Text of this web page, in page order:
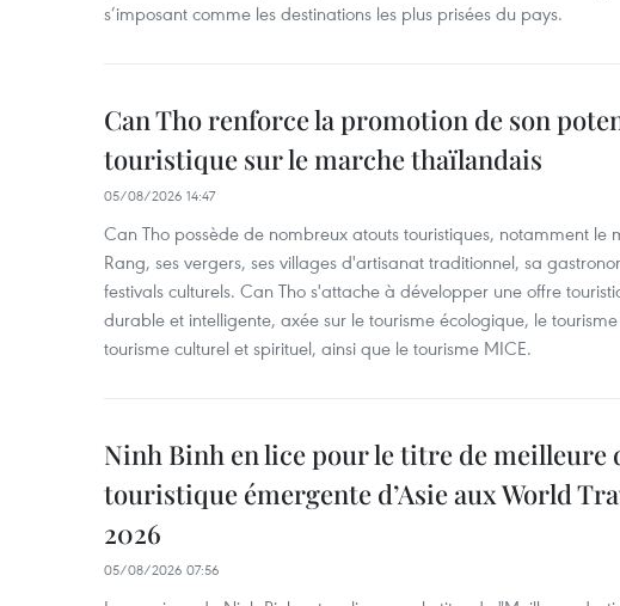
s’imposant comme les destinations les plus prisées du pays.
Can Tho renforce la promotion de son
touristique sur le marche thaïlandais
05/08/2026 14:47
Can Tho possède de nombreux atouts touristiques, notamment le
Rang, ses vergers, ses villages d'artisanat traditionnel, sa
festivals culturels. Can Tho s'attache à développer une offre
durable et intelligente, axée sur le tourisme écologique, le
tourisme culturel et spirituel, ainsi que le tourisme MICE.
Ninh Binh en lice pour le titre de meilleure
touristique émergente d’Asie aux World
2026
05/08/2026 07:56